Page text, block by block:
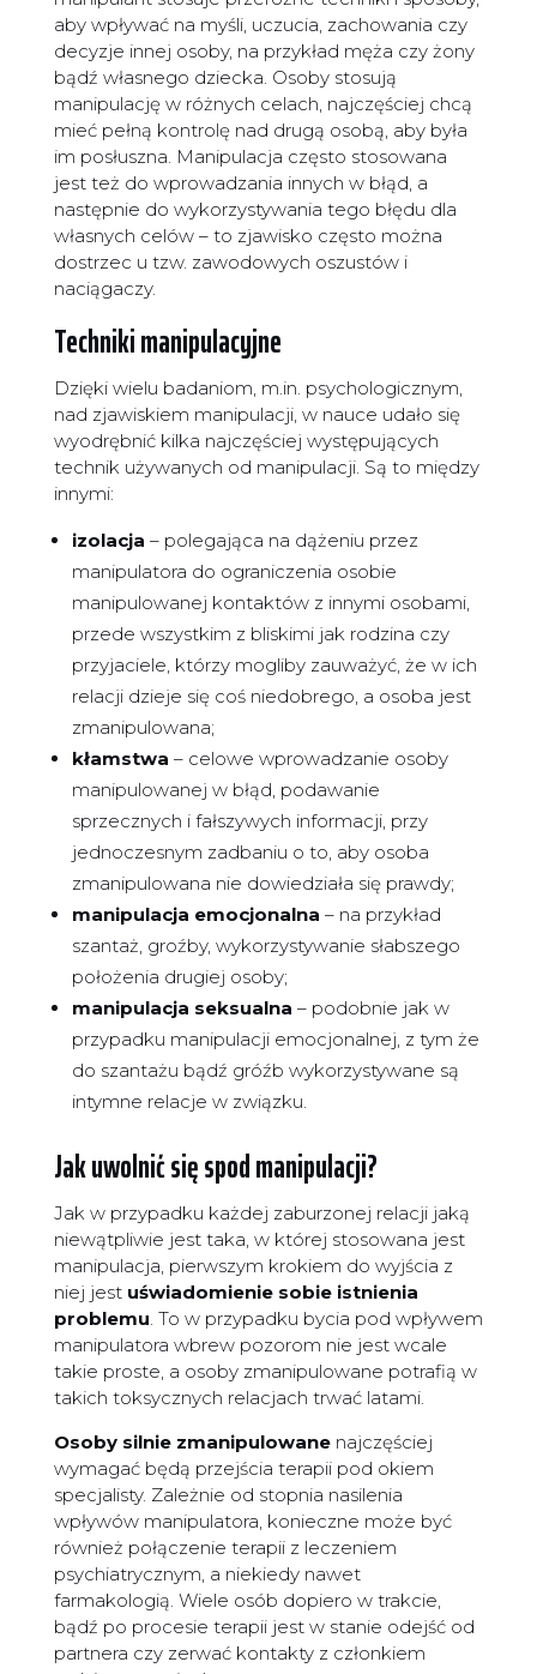
aby wpływać na myśli, uczucia, zachowania czy
decyzje innej osoby, na przykład męża czy żony
bądź własnego dziecka. Osoby stosują
manipulację w różnych celach, najczęściej chcą
mieć pełną kontrolę nad drugą osobą, aby była
im posłuszna. Manipulacja często stosowana
jest też do wprowadzania innych w błąd, a
następnie do wykorzystywania tego błędu dla
własnych celów – to zjawisko często można
dostrzec u tzw. zawodowych oszustów i
naciągaczy.
Techniki manipulacyjne
Dzięki wielu badaniom, m.in. psychologicznym,
nad zjawiskiem manipulacji, w nauce udało się
wyodrębnić kilka najczęściej występujących
technik używanych od manipulacji. Są to między
innymi:
izolacja – polegająca na dążeniu przez
manipulatora do ograniczenia osobie
manipulowanej kontaktów z innymi osobami,
przede wszystkim z bliskimi jak rodzina czy
przyjaciele, którzy mogliby zauważyć, że w ich
relacji dzieje się coś niedobrego, a osoba jest
zmanipulowana;
kłamstwa – celowe wprowadzanie osoby
manipulowanej w błąd, podawanie
sprzecznych i fałszywych informacji, przy
jednoczesnym zadbaniu o to, aby osoba
zmanipulowana nie dowiedziała się prawdy;
manipulacja emocjonalna – na przykład
szantaż, groźby, wykorzystywanie słabszego
położenia drugiej osoby;
manipulacja seksualna – podobnie jak w
przypadku manipulacji emocjonalnej, z tym że
do szantażu bądź gróźb wykorzystywane są
intymne relacje w związku.
Jak uwolnić się spod manipulacji?
Jak w przypadku każdej zaburzonej relacji jaką
niewątpliwie jest taka, w której stosowana jest
manipulacja, pierwszym krokiem do wyjścia z
niej jest uświadomienie sobie istnienia
problemu. To w przypadku bycia pod wpływem
manipulatora wbrew pozorom nie jest wcale
takie proste, a osoby zmanipulowane potrafią w
takich toksycznych relacjach trwać latami.
Osoby silnie zmanipulowanenajczęściej
wymagać będą przejścia terapii pod okiem
specjalisty. Zależnie od stopnia nasilenia
wpływów manipulatora, konieczne może być
również połączenie terapii z leczeniem
psychiatrycznym, a niekiedy nawet
farmakologią. Wiele osób dopiero w trakcie,
bądź po procesie terapii jest w stanie odejść od
partnera czy zerwać kontakty z członkiem